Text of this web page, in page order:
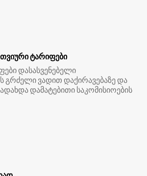
ტარიფები
დასასვენებელი
გრძელი ვადით დაქირავებაზე და
დამატებითი საკომისიოების